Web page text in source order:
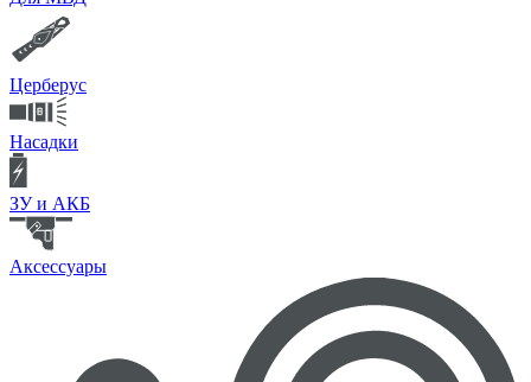
Церберус
Насадки
ЗУ и АКБ
Аксессуары